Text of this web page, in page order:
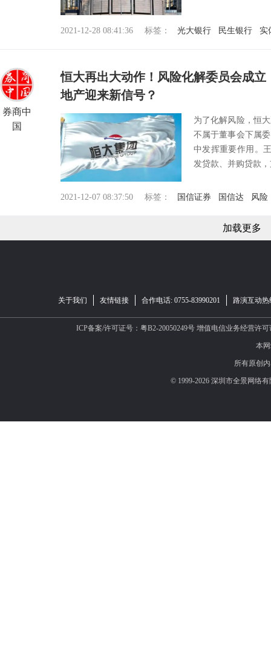
2021-12-28 08:41:36 标签： 光大银行 民生银行 实
券商中
国
恒大再出大动作！风险化解委员会成
地产迎来新信号？
为了化解风险，恒
不属于董事会下属
中发挥重要作用。
发贷款、并购贷款
2021-12-07 08:37:50 标签： 国信证券 国信达 风险
加载更多
关于我们 友情链接 合作电话: 0755-83990201 路演互动热
ICP备案/许可证号：粤B2-20050249号 增值电信业务经营许可
本
所有原创
© 1999-2026 深圳市全景网络